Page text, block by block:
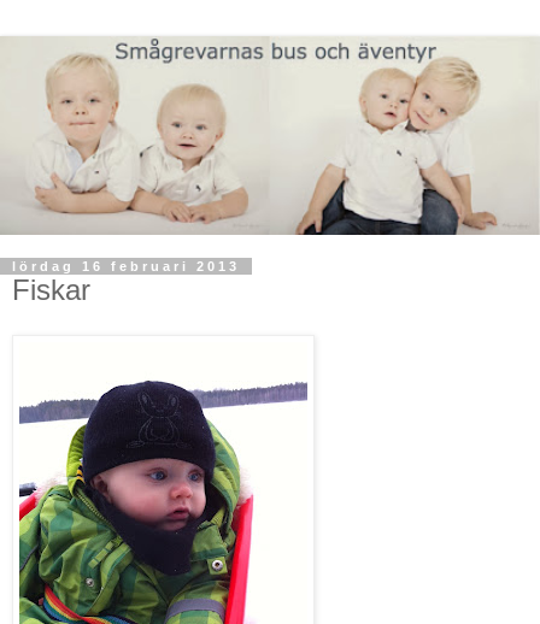
lördag 16 februari 2013
Fiskar